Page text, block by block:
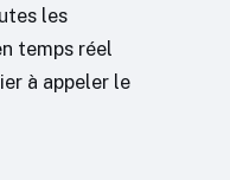
les
temps réel
à appeler le